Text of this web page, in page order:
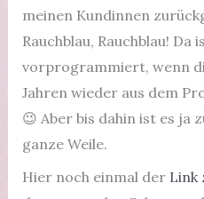
meinen Kundinnen
Rauchblau, Rauchblau!
vorprogrammiert, wenn
Jahren wieder aus dem
😉 Aber bis dahin ist es ja
ganze Weile.
Hier noch einmal der Link